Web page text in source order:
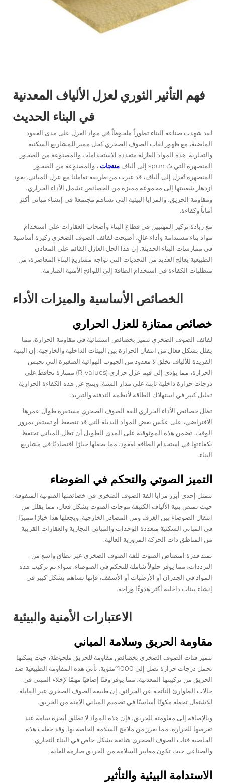
فهم التأثير الثوري لعزل الألياف المعدنية
في البناء الحديث
لقد شهدت صناعة البناء تطوراً ملحوظاً في مواد العزل على مدى العقود
الماضية، مع ظهور لفات الصوف الصخري كحل مميز للمشاريع السكنية
والتجارية. هذه المواد العازلة متعددة الاستخدامات والمصنوعة من الصخور
المنصهرة التي تُ spun إلى ألياف
منتجات ، والمصنوعة من الصخور
المنصهرة تُغزل إلى ألياف، قد غيرت من طريقة تعاملنا مع عزل المباني. يعود
ازدهار شعبيتها إلى مجموعة مميزة من الخصائص تشمل الأداء الحراري،
ومقاومة الحريق، والمزايا البيئية التي تساهم مجتمعةً في إنشاء مباني أكثر
أماناً وكفاءة.
مع زيادة تركيز المهنيين في قطاع البناء وأصحاب العقارات على استخدام
مواد بناء مستدامة وأداء عالٍ، أصبحت لفائف الصوف الصخري ركيزة أساسية
في ممارسات البناء الحديثة. إن هذا الحل العازل القائم على المعادن
الطبيعية يعالج العديد من التحديات التي تواجه مشاريع البناء المعاصرة، من
متطلبات الكفاءة في استخدام الطاقة إلى اللوائح الأمنية الصارمة.
الخصائص الأساسية والميزات الأداء
خصائص ممتازة للعزل الحراري
لفائف الصوف الصخري تتميز بخصائص استثنائية في مقاومة الحرارة، مما
يقلل بشكل فعال من انتقال الحرارة بين البيئات الداخلية والخارجية. إن البنية
الفريدة للألياف تخلق لا معدود من الجيوب الهوائية الصغيرة التي تحبس
الحرارة، مما يؤدي إلى قيم عزل حراري (R-values) ممتازة تحافظ على
درجات حرارة داخلية ثابتة على مدار السنة. وينتج عن هذه الكفاءة الحرارية
تقليل كبير في استهلاك الطاقة لأنظمة التدفئة والتبريد.
تظل خصائص الأداء الحراري للفة الصوف الصخري مستقرة طوال عمرها
الافتراضي، على عكس بعض المواد البديلة التي قد تنضغط أو تستقر بمرور
الوقت. تضمن هذه الموثوقية على المدى الطويل أن تظل المباني تحتفظ
بكفاءتها في استخدام الطاقة لعقود، مما يجعلها خيارًا اقتصاديًا في مشاريع
البناء.
التميز الصوتي والتحكم في الضوضاء
تتمثل إحدى أبرز مزايا الفة الصوف الصخري في خصائصها الصوتية المتفوقة.
حيث تمتص بنية الألياف الكثيفة موجات الصوت بشكل فعال، مما يقلل من
انتقال الضوضاء بين الغرف ومن المصادر الخارجية. ويجعلها هذا خيارًا مميزًا
في المباني السكنية متعددة الوحدات والمباني التجارية والعقارات القريبة
من المناطق ذات الحركة المرورية العالية.
تمتد قدرة امتصاص الصوت للفة الصوف الصخري عبر نطاق واسع من
الترددات، مما يوفر حلولاً شاملة للتحكم في الضوضاء. سواء تم تركيب هذه
المواد في الجدران أو الأرضيات أو الأسقف، فإنها تساهم بشكل كبير في
إنشاء بيئات داخلية أكثر هدوءًا وراحة.
الاعتبارات الأمنية والبيئية
مقاومة الحريق وسلامة المباني
تتميز فتات الصوف الصخري بخصائص مقاومة للحريق ملحوظة، حيث يمكنها
تحمل درجات حرارة تصل إلى 1000°مئوية. تأتي هذه المقاومة الطبيعية ضد
الحريق من تركيبتها المعدنية، مما يوفر وقتًا إضافيًا مهمًا لإخلاء المبنى في
حالات الطوارئ الناتجة عن الحرائق. إن طبيعة الصوف الصخري غير القابلة
للاشتعال تجعله مكونًا أساسيًا في تصميم المباني الآمنة من الحريق.
وبالإضافة إلى مقاومته للحريق، فإن هذه المواد لا تطلق أبخرة سامة عند
تعرضها للحرارة، مما يعزز من ملامح السلامة الخاصة بها. وقد جعلت هذه
الخاصية فتات الصوف الصخري شائعة بشكل خاص في البناء التجاري
والصناعي حيث تكون معايير السلامة من الحريق صارمة للغاية.
الاستدامة البيئية والتأثير